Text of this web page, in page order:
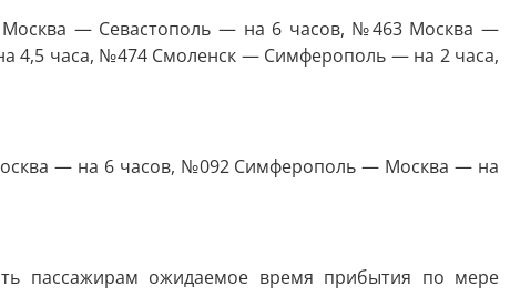
— Севастополь — на 6 часов, №463 Москва —
4,5 часа, №474 Смоленск — Симферополь — на 2 часа,
— на 6 часов, №092 Симферополь — Москва — на
пассажирам ожидаемое время прибытия по мере